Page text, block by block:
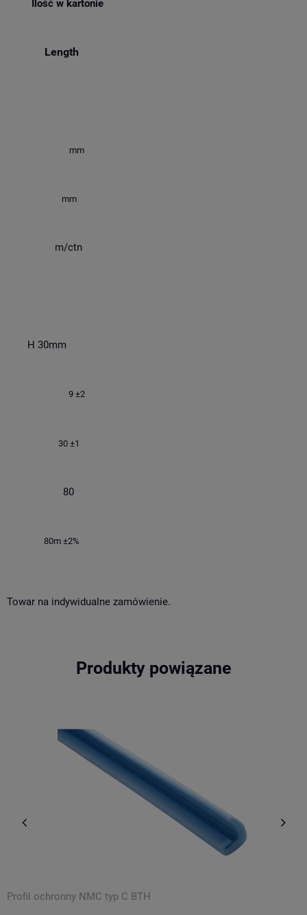
Ilość w kartonie
Length
mm
mm
m/ctn
H 30mm
9 ±2
30 ±1
80
80m ±2%
Towar na indywidualne zamówienie.
Produkty powiązane
Profil ochronny NMC typ C BTH